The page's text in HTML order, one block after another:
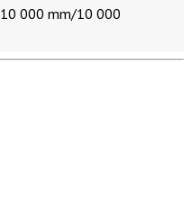
10 000 mm/10 000